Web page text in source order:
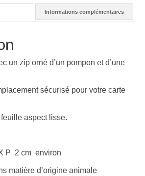
CADEAUX
DE NUIT & HOMEWEAR
VEGAN
Informations complémentaires
un zip orné d’un pompon et d’une
sécurisé pour votre carte
aspect lisse.
P 2 cm environ
matière d’origine animale